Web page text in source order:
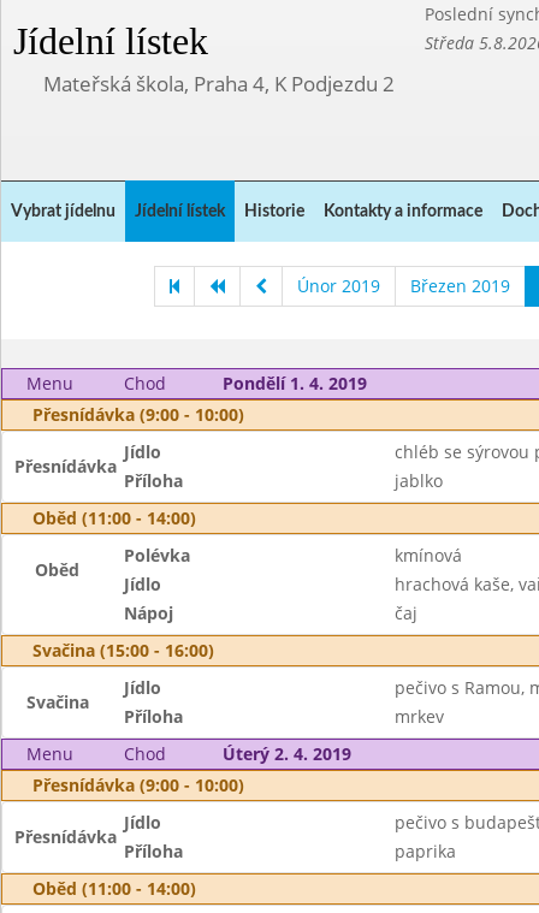
Jídelní lístek
Poslední
Středa
Mateřská škola, Praha 4, K Podjezdu 2
Vybrat jídelnu Jídelní lístek Historie Kontakty a informace
Únor 2019 Březen 2019
Menu Chod
Pondělí 1. 4. 2019
Přesnídávka (9:00 - 10:00)
Přesnídávka
Jídlo
chléb se sýrovou
Příloha
jablko
Oběd (11:00 - 14:00)
Oběd
Polévka
kmínová
Jídlo
hrachová kaše,
Nápoj
čaj
Svačina (15:00 - 16:00)
Svačina
Jídlo
pečivo s Ramou,
Příloha
mrkev
Menu
Chod
Úterý 2. 4. 2019
Přesnídávka (9:00 - 10:00)
Přesnídávka
Jídlo
pečivo s
Příloha
paprika
Oběd (11:00 - 14:00)